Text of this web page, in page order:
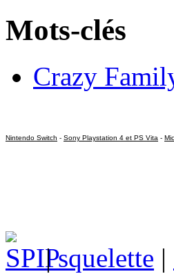
Mots-clés
Crazy
Nintendo Switch - Sony Playstation 4 et PS Vita -
|squelette |